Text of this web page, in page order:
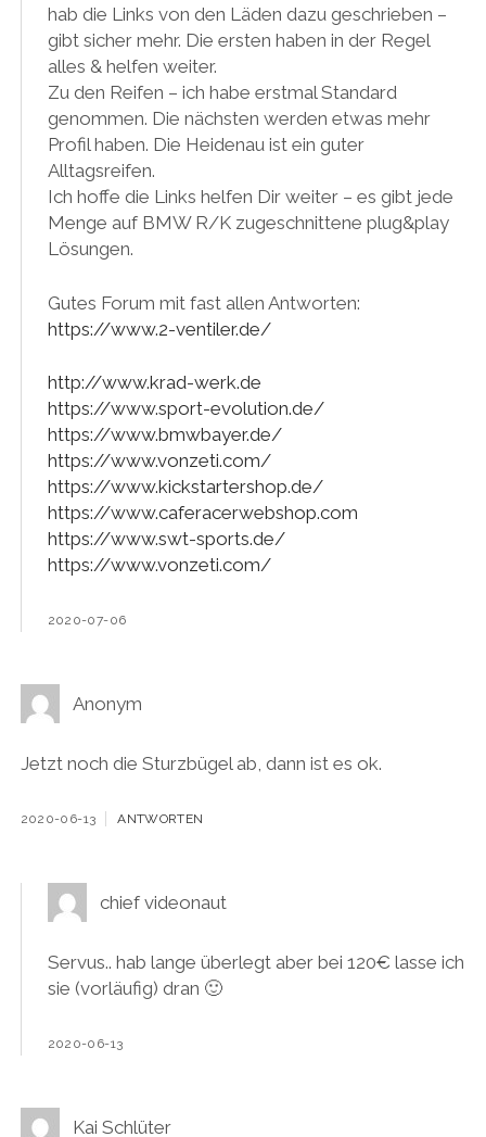
hab die Links von den Läden dazu geschrieben –
gibt sicher mehr. Die ersten haben in der Regel
alles & helfen weiter.
Zu den Reifen – ich habe erstmal Standard
genommen. Die nächsten werden etwas mehr
Profil haben. Die Heidenau ist ein guter
Alltagsreifen.
Ich hoffe die Links helfen Dir weiter – es gibt jede
Menge auf BMW R/K zugeschnittene plug&play
Lösungen.
Gutes Forum mit fast allen Antworten:
https://www.2-ventiler.de/
http://www.krad-werk.de
https://www.sport-evolution.de/
https://www.bmwbayer.de/
https://www.vonzeti.com/
https://www.kickstartershop.de/
https://www.caferacerwebshop.com
https://www.swt-sports.de/
https://www.vonzeti.com/
2020-07-06
Anonym
Jetzt noch die Sturzbügel ab, dann ist es ok.
2020-06-13 ANTWORTEN
chief videonaut
Servus.. hab lange überlegt aber bei 120€ lasse ich
sie (vorläufig) dran 🙂
2020-06-13
Kai Schlüter